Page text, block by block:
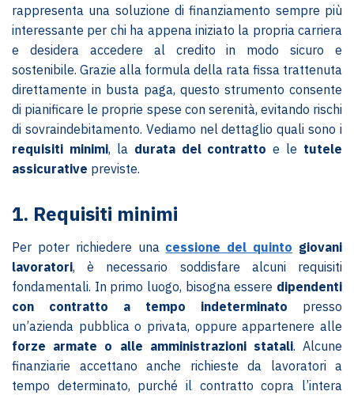
rappresenta una soluzione di finanziamento sempre più
interessante per chi ha appena iniziato la propria carriera
e desidera accedere al credito in modo sicuro e
sostenibile. Grazie alla formula della rata fissa trattenuta
direttamente in busta paga, questo strumento consente
di pianificare le proprie spese con serenità, evitando rischi
di sovraindebitamento. Vediamo nel dettaglio quali sono i
requisiti minimi, la durata del contratto e le tutele
assicurative previste.
1. Requisiti minimi
Per poter richiedere una cessione del quinto giovani
lavoratori, è necessario soddisfare alcuni requisiti
fondamentali. In primo luogo, bisogna essere dipendenti
con contratto a tempo indeterminato presso
un’azienda pubblica o privata, oppure appartenere alle
forze armate o alle amministrazioni statali. Alcune
finanziarie accettano anche richieste da lavoratori a
tempo determinato, purché il contratto copra l’intera